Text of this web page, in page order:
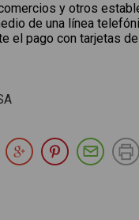
y otros
de una línea
el pago con tarjetas
en Whatsappen Facebook
Compartir en Twitter
Compartir en